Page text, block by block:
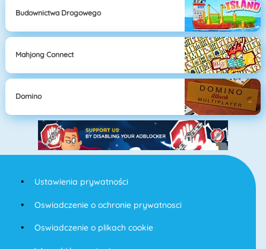
Budownictwa Drogowego
Mahjong Connect
Domino
Ustawienia prywatności
Oswiadczenie o ochronie prywatnosci
Oswiadczenie o plikach cookie